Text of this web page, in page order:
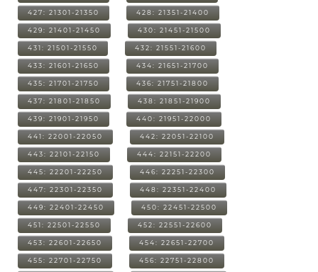
427: 21301-21350 428: 21351-21400
429: 21401-21450 430: 21451-21500
431: 21501-21550 432: 21551-21600
433: 21601-21650 434: 21651-21700
435: 21701-21750 436: 21751-21800
437: 21801-21850 438: 21851-21900
439: 21901-21950 440: 21951-22000
441: 22001-22050 442: 22051-22100
443: 22101-22150 444: 22151-22200
445: 22201-22250 446: 22251-22300
447: 22301-22350 448: 22351-22400
449: 22401-22450 450: 22451-22500
451: 22501-22550 452: 22551-22600
453: 22601-22650 454: 22651-22700
455: 22701-22750 456: 22751-22800